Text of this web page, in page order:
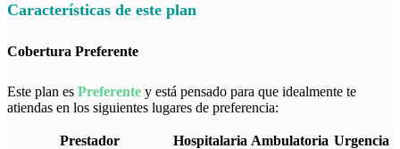
Características de este plan
Cobertura Preferente
Este plan es Preferente y está pensado para que idealmente te
atiendas en los siguientes lugares de preferencia:
Prestador Hospitalaria Ambulatoria Urgencia